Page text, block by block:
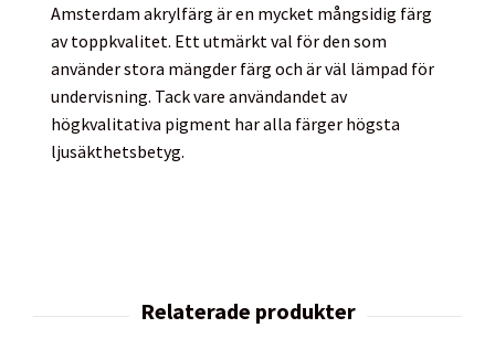
Amsterdam akrylfärg är en mycket mångsidig färg
av toppkvalitet. Ett utmärkt val för den som
använder stora mängder färg och är väl lämpad för
undervisning. Tack vare användandet av
högkvalitativa pigment har alla färger högsta
ljusäkthetsbetyg.